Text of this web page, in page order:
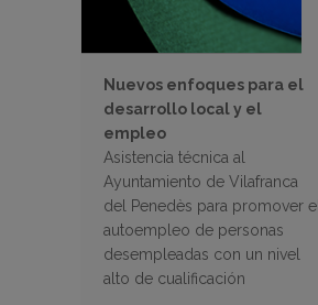
Nuevos enfoques para el
desarrollo local y el
empleo
Asistencia técnica al
Ayuntamiento de Vilafranca
del Penedès para promover el
autoempleo de personas
desempleadas con un nivel
alto de cualificación